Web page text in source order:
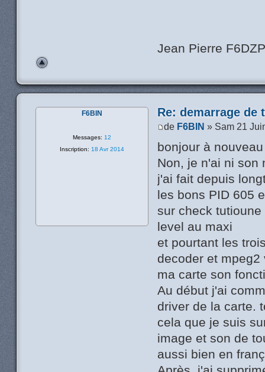
Jean Pierre
Re: demarrage de
de F6BIN » Sam 21
bonjour à nouveau
Non, je n'ai ni son
j'ai fait depuis
les bons PID 605
sur check
level au maxi
et pourtant les
decoder et
ma carte son
Au début j'ai
driver de la carte.
cela que je suis
image et son de
aussi bien en
F6BIN
Messages: 12
Inscription: 18 Avr 2014